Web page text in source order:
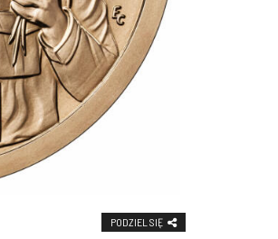
PODZIEL SIĘ